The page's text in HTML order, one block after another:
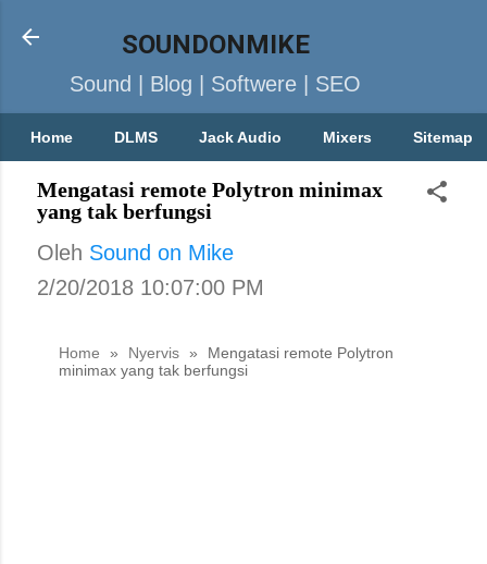
SOUNDONMIKE
Sound | Blog | Softwere | SEO
Home DLMS Jack Audio Mixers Sitemap
Mengatasi remote Polytron minimax
yang tak berfungsi
Oleh Sound on Mike
2/20/2018 10:07:00 PM
Home » Nyervis »
Mengatasi remote Polytron
minimax yang tak berfungsi